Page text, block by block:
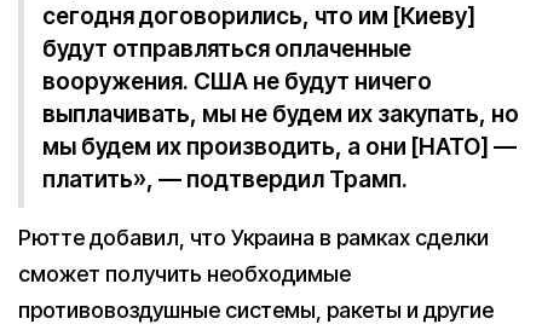
сегодня договорились, что им [Киеву]
будут отправляться оплаченные
вооружения. США не будут ничего
выплачивать, мы не будем их закупать, но
мы будем их производить, а они [НАТО] —
платить», — подтвердил Трамп.
Рютте добавил, что Украина в рамках сделки
сможет получить необходимые
противовоздушные системы, ракеты и другие